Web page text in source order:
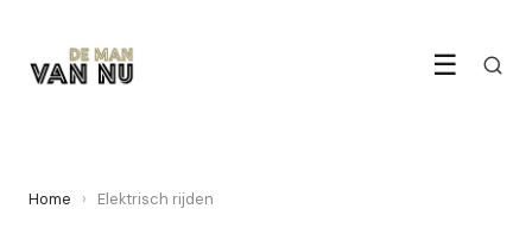
☰
Home › Elektrisch rijden